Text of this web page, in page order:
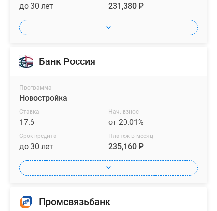
до 30 лет 231,380 ₽
Банк Россия
Программа
Новостройка
Ставка
17.6
Нач. взнос
от 20.01%
Срок кредита
до 30 лет
Платеж в месяц
235,160 ₽
Промсвязьбанк